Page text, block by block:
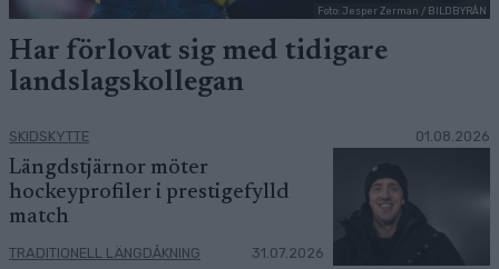
Foto: Jesper Zerman / BILDBYRÅN
Har förlovat sig med tidigare
landslagskollegan
SKIDSKYTTE 01.08.2026
Längdstjärnor möter
hockeyprofiler i prestigefylld
match
TRADITIONELL LÄNGDÅKNING 31.07.2026